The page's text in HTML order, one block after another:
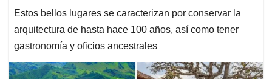
Estos bellos lugares se caracterizan por conservar la
arquitectura de hasta hace 100 años, así como tener
gastronomía y oficios ancestrales